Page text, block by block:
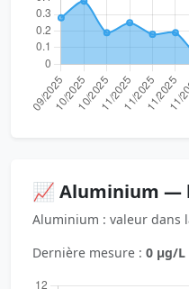
📈 Aluminium —
Aluminium : valeur dans
Dernière mesure : 0 µg/L